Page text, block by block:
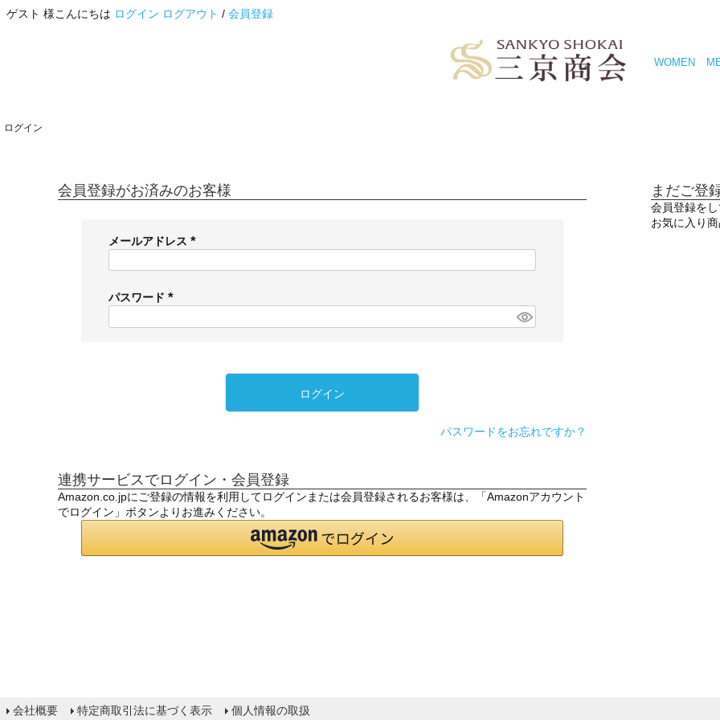
ゲスト 様こんにちは ログイン ログアウト / 会員登録
WOMEN
ログイン
会員登録がお済みのお客様
メールアドレス
必
)
パスワード
必
ログイン
パスワードをお忘れですか？
連携サービスでログイン・会員登録
Amazon.co.jpにご登録の情報を利用してログインまたは会員登録されるお客様は、「Amazonアカウント
でログイン」ボタンよりお進みください。
まだご登
会員登録を
お気に入り
会社概要 特定商取引法に基づく表示 個人情報の取扱